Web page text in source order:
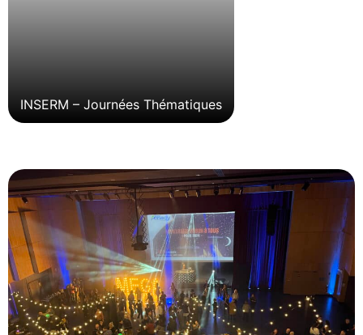
INSERM – Journées Thématiques